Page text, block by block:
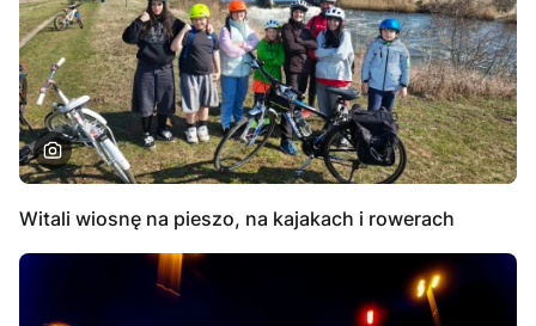
Witali wiosnę na pieszo, na kajakach i rowerach